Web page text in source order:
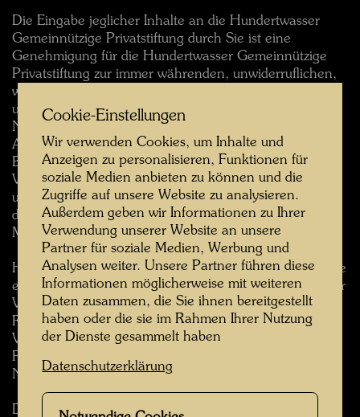
Die Eingabe jeglicher Inhalte an die Hundertwasser
Gemeinnützige Privatstiftung durch Sie ist eine
Genehmigung für die Hundertwasser Gemeinnützige
Privatstiftung zur immer währenden, unwiderruflichen,
weltweiten, nicht exklusiven, gebührenfreien und
unterlizenzierbaren sowie übertragbaren Lizenz zur
Nutzung und Reproduktion, zum Vertrieb und zur
Anfertigung von abgeleiteten Werken,
Bildschirmansicht und Vorführung Ihrer
Veröffentlichung, ohne Einschränkung für Promotion
und Umverteilung von einem Teil oder allen Inhalten
der Website (und Ableitungen dieser website) in allen
Medien und über alle Medienkanäle.
Hiermit gewähren Sie auch jedem Benutzer der website
eine nicht exklusive Genehmigung zum Zugang zu Ihrer
Veröffentlichung über diese Seite und zur Nutzung,
Reproduktion, zum Vertrieb, zur Bildschirmansicht und
Vorführung Ihrer Veröffentlichung über die
Funktionalität dieser website unter den genannten
Nutzungsbedingungen.
Die Aufnahme Ihrer Veröffentlichung durch die
Cookie-Einstellungen
Wir verwenden Cookies, um Inhalte und
Anzeigen zu personalisieren, Funktionen für
soziale Medien anbieten zu können und die
Zugriffe auf unsere Website zu analysieren.
Außerdem geben wir Informationen zu Ihrer
Verwendung unserer Website an unsere
Partner für soziale Medien, Werbung und
Analysen weiter. Unsere Partner führen diese
Informationen möglicherweise mit weiteren
Daten zusammen, die Sie ihnen bereitgestellt
haben oder die sie im Rahmen Ihrer Nutzung
der Dienste gesammelt haben
Datenschutzerklärung